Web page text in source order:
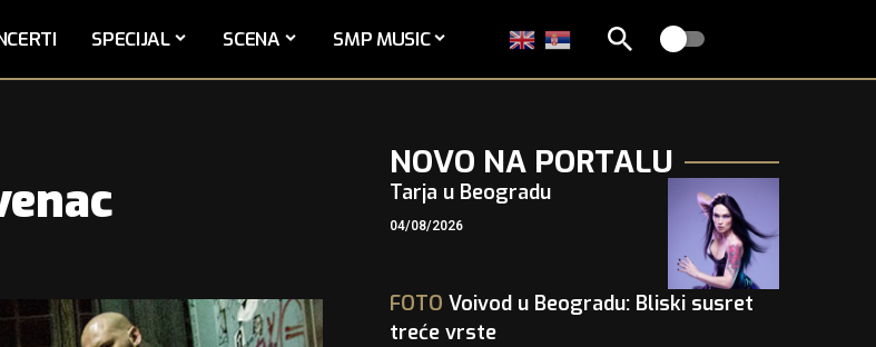
SPECIJAL SCENA SMP MUSIC
NOVO NA PORTALU
Tarja u Beogradu
04/08/2026
FOTO Voivod u Beogradu: Bliski susret
treće vrste